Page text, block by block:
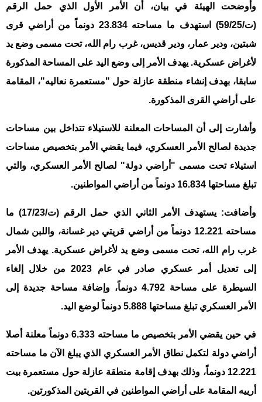
وأوضحت الهيئة في بيان، أن الأمر الأول الذي حمل الرقم
(ت/59/25) استهدف ما مساحته 23.834 دونماً من أراضي قرى
شبتين، ودير عمار، ودير قديس، غرب رام الله، تحت مسمى وضع يد
لأغراض عسكرية. يهدف الأمر إلى وضع اليد على المساحة المذكورة
سابقا، بهدف إنشاء منطقة عازلة حول "مستعمرة نعاليه"، المقامة
على أراضي القرى المذكورة.
وأشارت إلى أن المساحات المعلنة للاستيلاء تتداخل بين مساحات
جديدة لصالح الأمر العسكري، فيما يقضي الأمر بتخصيص مساحات
استيلاء تحت مسمى "أراضي دولة" لصالح الأمر العسكري، والتي
تبلغ مساحتها 16.834 دونماً من أراضي المواطنين.
وأضافت: يستهدف الأمر الثاني الذي حمل الرقم (ت/17/23) ما
مساحته 12.221 دونماً من أراضي قريتي دير غسانة، واللبن شمال
غرب رام الله، تحت مسمى وضع يد لأغراض عسكرية. يهدف الأمر
إلى تعديل أمر عسكري صادر في عام 2023 من خلال إلغاء
السيطرة على مساحة 4.792 دونماً، وإضافة مساحة جديدة إلى
الأمر العسكري تبلغ مساحتها 5.888 دونماً لوضع اليد.
في حين يقضي الأمر بتخصيص ما مساحته 6.333 دونماً معلنة أصلا
أراضي دولة لتكمل نطاق الأمر العسكري الذي يبلغ الآن ما مساحته
12.221 دونماً، وذلك بهدف إقامة منطقة عازلة حول مستعمرة بيت
أرييه المقامة على أراضي المواطنين في القريتين المذكورتين.